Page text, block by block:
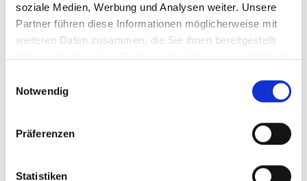
soziale Medien, Werbung und Analysen weiter. Unsere
Partner führen diese Informationen möglicherweise mit
weiteren Daten zusammen, die Sie ihnen bereitgestellt
haben oder die sie im Rahmen Ihrer Nutzung der Dienste
Notwendig
Präferenzen
Statistiken
Produktdetails
Zip Jacke Essentials Rot Kinder Zip Jacke Essentials